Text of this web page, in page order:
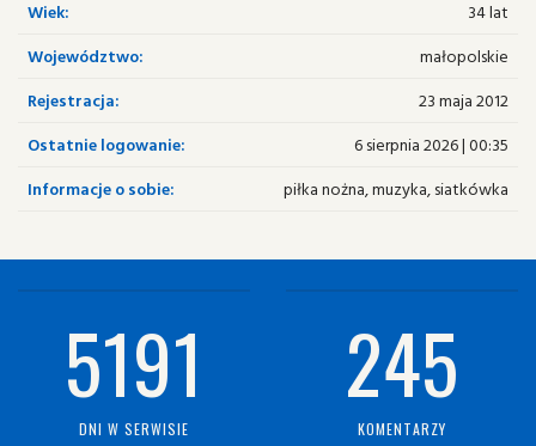
Wiek:
34 lat
Województwo:
małopolskie
Rejestracja:
23 maja 2012
Ostatnie logowanie:
6 sierpnia 2026 | 00:35
Informacje o sobie:
piłka nożna, muzyka, siatkówka
5191
DNI W SERWISIE
245
KOMENTARZY